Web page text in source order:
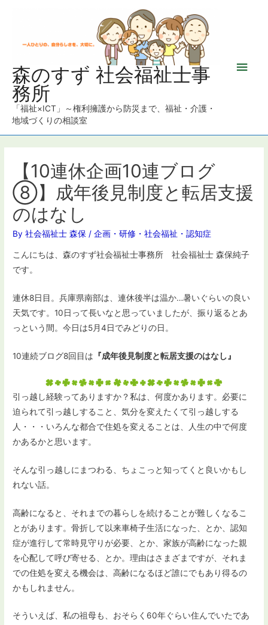
森のすず 社会福祉士事
務所
「福祉×ICT」～権利擁護から防災まで、福祉・介護・
地域づくりの相談室
メ
ュ
【10連休企画10連ブログ
⑧】成年後見制度と転居支援
のはなし
By社会福祉士 森保 /企画・研修 ・社会福祉 ・認知症
こんにちは、森のすず社会福祉士事務所 社会福祉士 森保純子
です。
連休8日目。兵庫県南部は、連休後半は温か…暑いぐらいの良い
天気です。10日って長いなと思っていましたが、振り返るとあ
っという間。今日は5月4日でみどりの日。
10連続ブログ8回目は 『成年後見制度と転居支援のはなし』
引っ越し経験ってありますか？私は、何度かあります。必要に
迫られて引っ越しすること、気分を変えたくて引っ越しする
人・・・いろんな都合で住処を変えることは、人生の中で何度
かあるかと思います。
そんな引っ越しにまつわる、ちょこっと知ってくと良いかもし
れない話。
高齢になると、それまでの暮らしを続けることが難しくなるこ
とがあります。骨折して以来車椅子生活になった、とか、認知
症が進行して常時見守りが必要、とか、家族が高齢になった親
を心配して呼び寄せる、とか。理由はさまざまですが、それま
での住処を変える機会は、高齢になるほど誰にでもあり得るの
かもしれません。
そういえば、私の祖母も、おそらく60年ぐらい住んでいたであ